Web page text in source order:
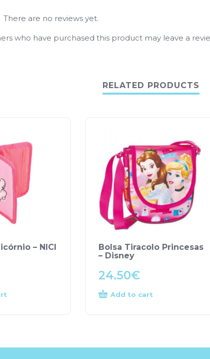
There are no reviews yet.
who have purchased this product may leave a
RELATED PRODUCTS
– NICI
Bolsa Tiracolo Princesas
– Disney
24.50€
Add to cart